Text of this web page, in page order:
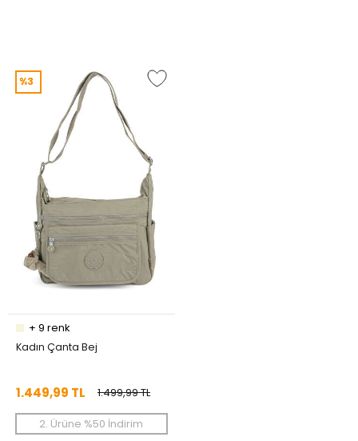
%3
+ 9 renk
Kadın Çanta Bej
1.499,99 TL
1.449,99 TL
2. Ürüne %50 İndirim